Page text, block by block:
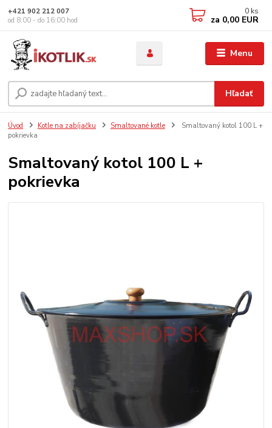
Menu
Hľadať
+421 902 212 007
od 8:00 - do 16:00 hod
0 ks
za 0,00 EUR
Úvod Kotle na zabíjačku Smaltované kotle
Smaltovaný kotol 100 L +
pokrievka
Smaltovaný kotol 100 L +
pokrievka